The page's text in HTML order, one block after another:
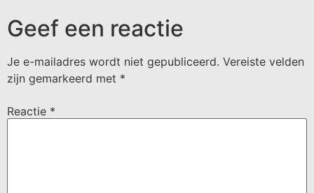
Geef een reactie
Je e-mailadres wordt niet gepubliceerd. Vereiste velden
zijn gemarkeerd met *
Reactie *